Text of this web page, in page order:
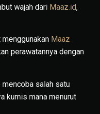
wajah dari Maaz.id,
Maaz
perawatannya dengan
mencoba salah satu
kumis mana menurut